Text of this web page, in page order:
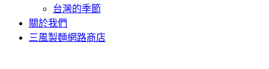
台灣的季節
關於我們
三風製麵網路商店